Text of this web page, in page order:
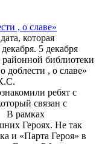
, о славе»
которая
5 декабря
районной библиотеки
доблести , о славе»
ребят с
связан с
В рамках
Героях. Не так
и «Парта Героя» в